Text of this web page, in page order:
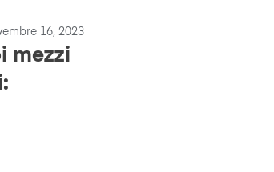
16, 2023
mezzi